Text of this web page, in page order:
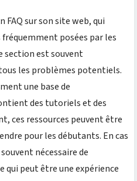
sur son site web, qui
posées par les
section est souvent
les problèmes potentiels.
une base de
des tutoriels et des
ces ressources peuvent être
pour les débutants. En cas
nécessaire de
peut être une expérience